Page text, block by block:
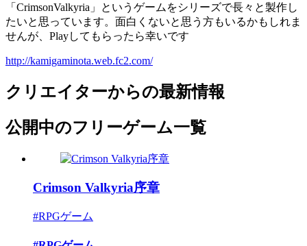
「CrimsonValkyria」というゲームをシリーズで長々と製作し
たいと思っています。面白くないと思う方もいるかもしれま
せんが、Playしてもらったら幸いです
http://kamigaminota.web.fc2.com/
クリエイターからの最新情報
公開中のフリーゲーム一覧
Crimson Valkyria序章
#RPGゲーム